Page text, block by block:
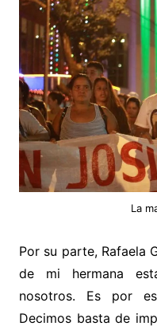
La
Por su parte, Rafaela
de mi hermana
nosotros. Es por
Decimos basta de